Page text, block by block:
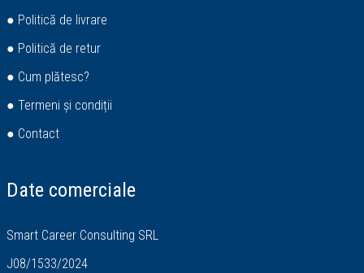
● Politică de livrare
● Politică de retur
● Cum plătesc?
● Termeni și condiții
● Contact
Date comerciale
Smart Career Consulting SRL
J08/1533/2024